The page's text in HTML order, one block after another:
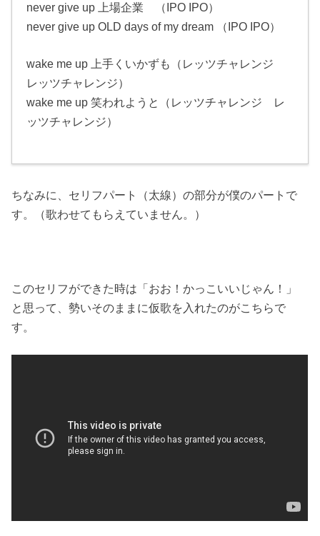
never give up 上場企業 （IPO IPO）
never give up OLD days of my dream （IPO IPO）
wake me up 上手くいかずも（レッツチャレンジ
レッツチャレンジ）
wake me up 笑われようと（レッツチャレンジ レ
ッツチャレンジ）
ちなみに、セリフパート（太線）の部分が僕のパートで
す。（歌わせてもらえていません。）
このセリフができた時は「おお！かっこいいじゃん！」
と思って、勢いそのままに仮歌を入れたのがこちらで
す。